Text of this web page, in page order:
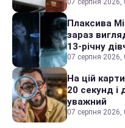
07 серпня 2026,
Плаксива
зараз
13-річну
07 серпня 2026,
На цій
20 секунд і
уважний
07 серпня 2026,